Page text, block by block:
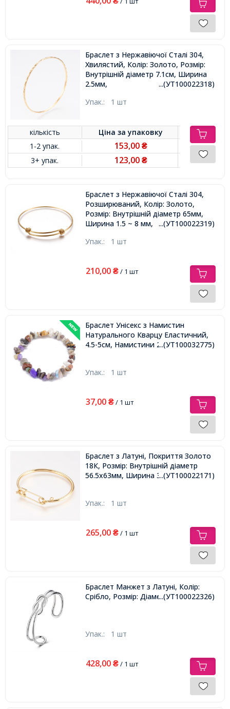
Браслет з Нержавіючої Сталі 304,
Хвилястий, Колір: Золото, Розмір:
Внутрішній діаметр 7.1см, Ширина
2.5мм,
...(УТ100022318)
Упак.: 1 шт
кількість Ціна заупаковку
1-2 упак.
153,00 ₴
3+ упак. 123,00 ₴
Браслет з Нержавіючої Сталі 304,
Розширюваний, Колір: Золото,
Розмір: Внутрішній діаметр 65мм,
Ширина 1.5 ~ 8 мм,
...(УТ100022319)
Упак.: 1 шт
210,00 ₴/ 1 шт
Браслет Унісекс з Намистин
Натурального Кварцу Еластичний,
4.5-5см, Намистини 2-15мм,...(УТ100032775)
Упак.: 1 шт
37,00 ₴/ 1 шт
Браслет з Латуні, Покриття Золото
18К, Розмір: Внутрішній діаметр
56.5x63мм, Ширина 3.5мм,...(УТ100022171)
Упак.: 1 шт
265,00 ₴/ 1 шт
Браслет Манжет з Латуні, Колір:
Срібло, Розмір: Діаметр 65мм,
...(УТ100022326)
Упак.: 1 шт
428,00 ₴/ 1 шт